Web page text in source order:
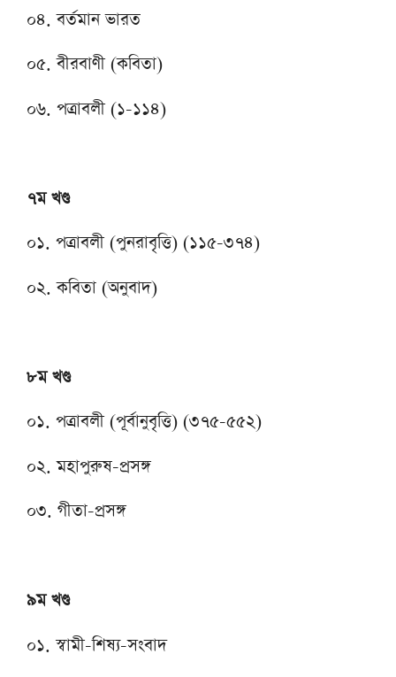
০৪. বর্তমান ভারত
০৫. বীরবাণী (কবিতা)
০৬. পত্রাবলী (১-১১৪)
৭ম খণ্ড
০১. পত্রাবলী (পুনরাবৃত্তি) (১১৫-৩৭৪)
০২. কবিতা (অনুবাদ)
৮ম খণ্ড
০১. পত্রাবলী (পূর্বানুবৃত্তি) (৩৭৫-৫৫২)
০২. মহাপুরুষ-প্রসঙ্গ
০৩. গীতা-প্রসঙ্গ
৯ম খণ্ড
০১. স্বামী-শিষ্য-সংবাদ